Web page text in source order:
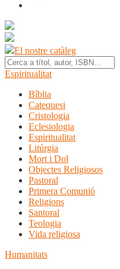
El nostre catàleg
Espiritualitat
Bíblia
Catequesi
Cristologia
Eclesiologia
Espiritualitat
Litúrgia
Mort i Dol
Objectes Religiosos
Pastoral
Primera Comunió
Religions
Santoral
Teologia
Vida religiosa
Humanitats